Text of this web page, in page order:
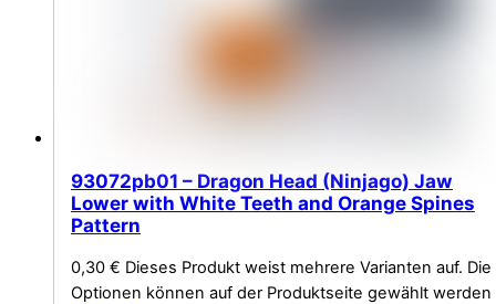
93072pb01 – Dragon Head (Ninjago) Jaw
Lower with White Teeth and Orange Spines
Pattern
0,30 € Dieses Produkt weist mehrere Varianten auf. Die
Optionen können auf der Produktseite gewählt werden